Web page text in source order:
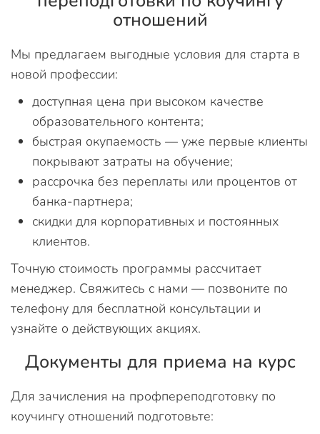
отношений
Мы предлагаем выгодные условия для старта в
новой профессии:
доступная цена при высоком качестве
образовательного контента;
быстрая окупаемость — уже первые клиенты
покрывают затраты на обучение;
рассрочка без переплаты или процентов от
банка-партнера;
скидки для корпоративных и постоянных
клиентов.
Точную стоимость программы рассчитает
менеджер. Свяжитесь с нами — позвоните по
телефону для бесплатной консультации и
узнайте о действующих акциях.
Документы для приема на курс
Для зачисления на профпереподготовку по
коучингу отношений подготовьте: